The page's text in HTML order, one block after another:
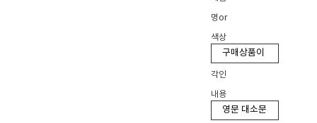
명or
색상
각인
내용